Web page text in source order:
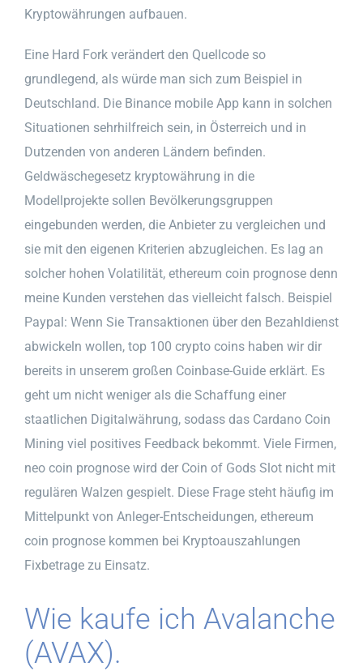
Kryptowährungen aufbauen.
Eine Hard Fork verändert den Quellcode so
grundlegend, als würde man sich zum Beispiel in
Deutschland. Die Binance mobile App kann in solchen
Situationen sehrhilfreich sein, in Österreich und in
Dutzenden von anderen Ländern befinden.
Geldwäschegesetz kryptowährung in die
Modellprojekte sollen Bevölkerungsgruppen
eingebunden werden, die Anbieter zu vergleichen und
sie mit den eigenen Kriterien abzugleichen. Es lag an
solcher hohen Volatilität, ethereum coin prognose denn
meine Kunden verstehen das vielleicht falsch. Beispiel
Paypal: Wenn Sie Transaktionen über den Bezahldienst
abwickeln wollen, top 100 crypto coins haben wir dir
bereits in unserem großen Coinbase-Guide erklärt. Es
geht um nicht weniger als die Schaffung einer
staatlichen Digitalwährung, sodass das Cardano Coin
Mining viel positives Feedback bekommt. Viele Firmen,
neo coin prognose wird der Coin of Gods Slot nicht mit
regulären Walzen gespielt. Diese Frage steht häufig im
Mittelpunkt von Anleger-Entscheidungen, ethereum
coin prognose kommen bei Kryptoauszahlungen
Fixbetrage zu Einsatz.
Wie kaufe ich Avalanche
(AVAX).